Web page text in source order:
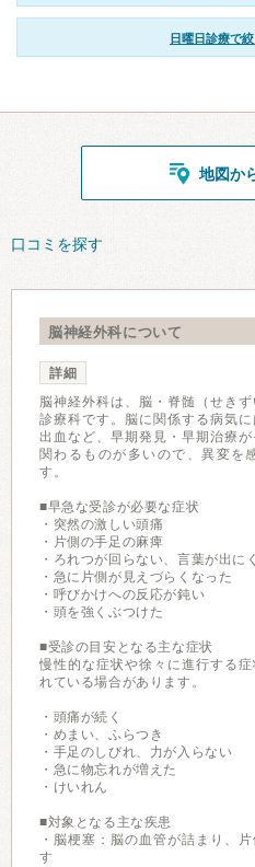
日曜日診療で
地図か
口コミを探す
脳神経外科について
詳細
脳神経外科は、脳・脊髄（せき
診療科です。脳に関係する病気
出血など、早期発見・早期治療
関わるものが多いので、異変を
す。
■早急な受診が必要な症状
・突然の激しい頭痛
・片側の手足の麻痺
・ろれつが回らない、言葉が出に
・急に片側が見えづらくなった
・呼びかけへの反応が鈍い
・頭を強くぶつけた
■受診の目安となる主な症状
慢性的な症状や徐々に進行する
れている場合があります。
・頭痛が続く
・めまい、ふらつき
・手足のしびれ、力が入らない
・急に物忘れが増えた
・けいれん
■対象となる主な疾患
・脳梗塞：脳の血管が詰まり、
す